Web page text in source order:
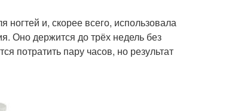
и, скорее всего, использовала
Оно держится до трёх недель без
потратить пару часов, но результат